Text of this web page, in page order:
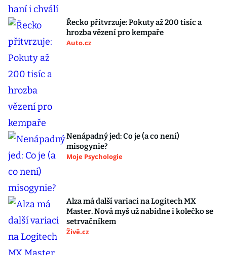
Řecko přitvrzuje: Pokuty až 200 tisíc a
hrozba vězení pro kempaře
Auto.cz
Nenápadný jed: Co je (a co není)
misogynie?
Moje Psychologie
Alza má další variaci na Logitech MX
Master. Nová myš už nabídne i kolečko se
setrvačníkem
Živě.cz